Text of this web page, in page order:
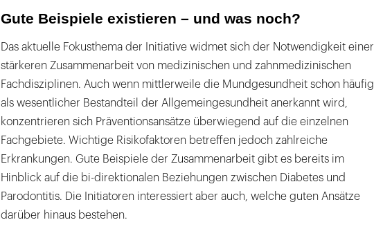
Gute Beispiele existieren – und was noch?
Das aktuelle Fokusthema der Initiative widmet sich der Notwendigkeit einer
stärkeren Zusammenarbeit von medizinischen und zahnmedizinischen
Fachdisziplinen. Auch wenn mittlerweile die Mundgesundheit schon häufig
als wesentlicher Bestandteil der Allgemeingesundheit anerkannt wird,
konzentrieren sich Präventionsansätze überwiegend auf die einzelnen
Fachgebiete. Wichtige Risikofaktoren betreffen jedoch zahlreiche
Erkrankungen. Gute Beispiele der Zusammenarbeit gibt es bereits im
Hinblick auf die bi-direktionalen Beziehungen zwischen Diabetes und
Parodontitis. Die Initiatoren interessiert aber auch, welche guten Ansätze
darüber hinaus bestehen.